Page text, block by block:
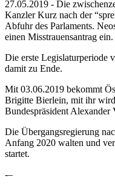
27.05.2019 - Die
Kanzler Kurz nach der
Abfuhr des Parlaments.
einen Misstrauensantrag ein.
Die erste Legislaturperiode
damit zu Ende.
Mit 03.06.2019 bekommt
Brigitte Bierlein, mit ihr
Bundespräsident Alexander
Die Übergangsregierung
Anfang 2020 walten und
startet.
-–